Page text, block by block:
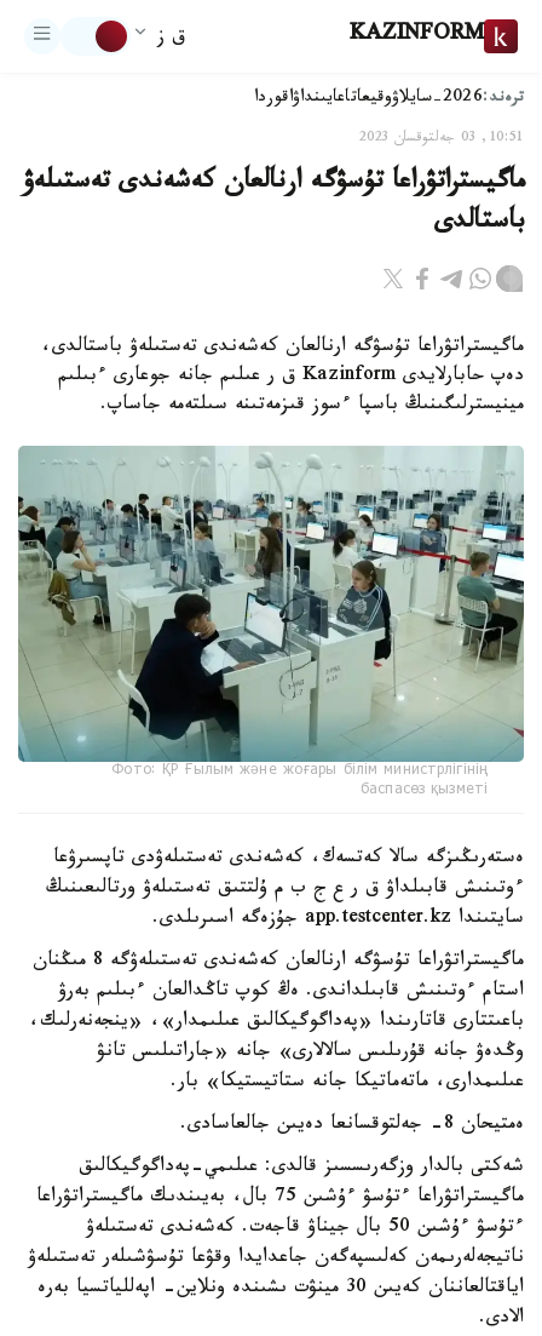
KAZINFORM ق ز
ترەند:2026-سايلاۋ وقيعاتاعايىنداۋاقوردا
10:51, 03 جەلتوقسان 2023
ماگيستراتۋراعا تۇسۋگە ارنالعان كەشەندى تەستىلەۋ
باستالدى
ماگيستراتۋراعا تۇسۋگە ارنالعان كەشەندى تەستىلەۋ باستالدى،
دەپ حابارلايدى Kazinform ق ر عىلىم جانە جوعارى ءبىلىم
مينيسترلىگىنىڭ باسپا ءسوز قىزمەتىنە سىلتەمە جاساپ.
Фото: ҚР Ғылым және жоғары білім министрлігінің
баспасөз қызметі
ەستەرىڭىزگە سالا كەتسەك، كەشەندى تەستىلەۋدى تاپسىرۋعا
ءوتىنىش قابىلداۋ ق ر ع ج ب م ۇلتتىق تەستىلەۋ ورتالىعىنىڭ
سايتىندا app.testcenter.kz جۇزەگە اسىرىلدى.
ماگيستراتۋراعا تۇسۋگە ارنالعان كەشەندى تەستىلەۋگە 8 مىڭنان
استام ءوتىنىش قابىلداندى. ەڭ كوپ تاڭدالعان ءبىلىم بەرۋ
باعىتتارى قاتارىندا «پەداگوگيكالىق عىلىمدار»، «ينجەنەرلىك،
وڭدەۋ جانە قۇرىلىس سالالارى» جانە «جاراتىلىس تانۋ
عىلىمدارى، ماتەماتيكا جانە ستاتيستيكا» بار.
ەمتيحان 8- جەلتوقسانعا دەيىن جالعاسادى.
شەكتى بالدار وزگەرىسسىز قالدى: عىلىمي-پەداگوگيكالىق
ماگيستراتۋراعا ءتۇسۋ ءۇشىن 75 بال، بەيىندىك ماگيستراتۋراعا
ءتۇسۋ ءۇشىن 50 بال جيناۋ قاجەت. كەشەندى تەستىلەۋ
ناتيجەلەرىمەن كەلىسپەگەن جاعدايدا وقۋعا تۇسۋشىلەر تەستىلەۋ
اياقتالعاننان كەيىن 30 مينۋت ىشىندە ونلاين- اپەللياتسيا بەرە
الادى.